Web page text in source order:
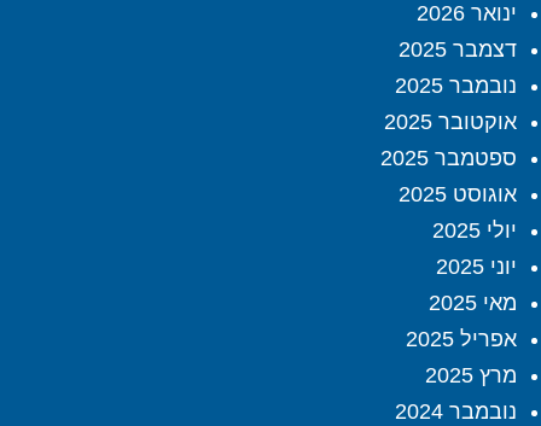
ינואר 2026
דצמבר 2025
נובמבר 2025
אוקטובר 2025
ספטמבר 2025
אוגוסט 2025
יולי 2025
יוני 2025
מאי 2025
אפריל 2025
מרץ 2025
נובמבר 2024